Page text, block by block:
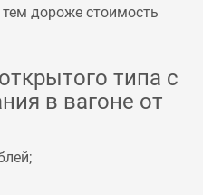
дороже стоимость
типа с
в вагоне от